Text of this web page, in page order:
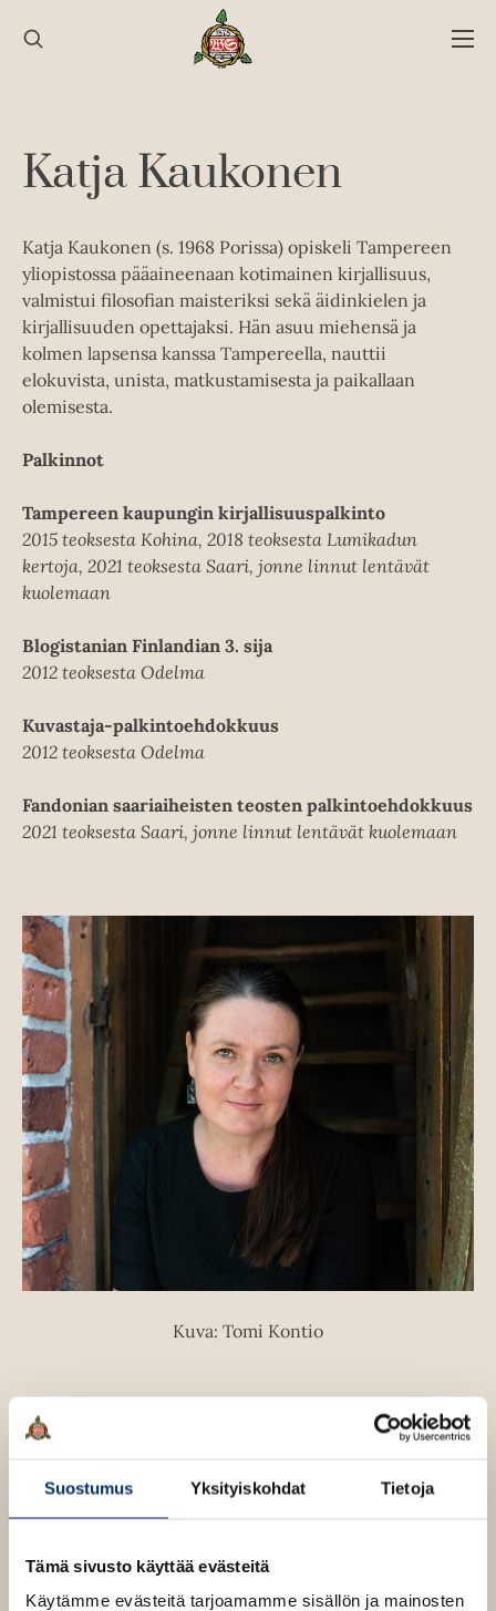
Suostumus Yksityiskohdat Tietoja
Tämä sivusto käyttää evästeitä
Käytämme evästeitä tarjoamamme sisällön ja mainosten
sisältöön
Katja Kaukonen
Katja Kaukonen (s. 1968 Porissa) opiskeli Tampereen
yliopistossa pääaineenaan kotimainen kirjallisuus,
valmistui filosofian maisteriksi sekä äidinkielen ja
kirjallisuuden opettajaksi. Hän asuu miehensä ja
kolmen lapsensa kanssa Tampereella, nauttii
elokuvista, unista, matkustamisesta ja paikallaan
olemisesta.
Palkinnot
Tampereen kaupungin kirjallisuuspalkinto
2015 teoksesta Kohina, 2018 teoksesta Lumikadun
kertoja, 2021 teoksesta Saari, jonne linnut lentävät
kuolemaan
Blogistanian Finlandian 3. sija
2012 teoksesta Odelma
Kuvastaja-palkintoehdokkuus
2012 teoksesta Odelma
Fandonian saariaiheisten teosten palkintoehdokkuus
2021 teoksesta Saari, jonne linnut lentävät kuolemaan
Kuva: Tomi Kontio